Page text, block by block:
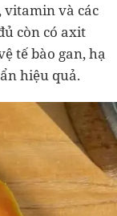
vitamin và các
còn có axit
tế bào gan, hạ
hiệu quả.